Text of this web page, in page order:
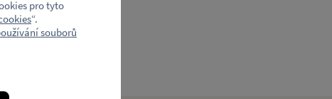
pro tyto
“.
souborů